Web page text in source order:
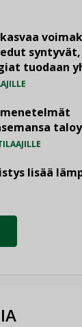
syntyvät,
tuodaan
lisää